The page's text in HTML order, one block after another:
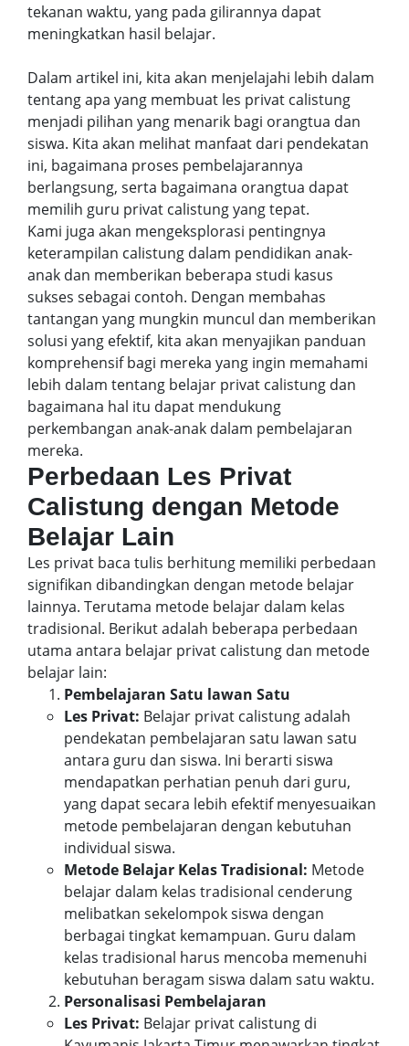
tekanan waktu, yang pada gilirannya dapat
meningkatkan hasil belajar.
Dalam artikel ini, kita akan menjelajahi lebih dalam
tentang apa yang membuat les privat calistung
menjadi pilihan yang menarik bagi orangtua dan
siswa. Kita akan melihat manfaat dari pendekatan
ini, bagaimana proses pembelajarannya
berlangsung, serta bagaimana orangtua dapat
memilih guru privat calistung yang tepat.
Kami juga akan mengeksplorasi pentingnya
keterampilan calistung dalam pendidikan anak-
anak dan memberikan beberapa studi kasus
sukses sebagai contoh. Dengan membahas
tantangan yang mungkin muncul dan memberikan
solusi yang efektif, kita akan menyajikan panduan
komprehensif bagi mereka yang ingin memahami
lebih dalam tentang belajar privat calistung dan
bagaimana hal itu dapat mendukung
perkembangan anak-anak dalam pembelajaran
mereka.
Perbedaan Les Privat
Calistung dengan Metode
Belajar Lain
Les privat baca tulis berhitung memiliki perbedaan
signifikan dibandingkan dengan metode belajar
lainnya. Terutama metode belajar dalam kelas
tradisional. Berikut adalah beberapa perbedaan
utama antara belajar privat calistung dan metode
belajar lain:
Pembelajaran Satu lawan Satu
Les Privat: Belajar privat calistung adalah
pendekatan pembelajaran satu lawan satu
antara guru dan siswa. Ini berarti siswa
mendapatkan perhatian penuh dari guru,
yang dapat secara lebih efektif menyesuaikan
metode pembelajaran dengan kebutuhan
individual siswa.
Metode Belajar Kelas Tradisional: Metode
belajar dalam kelas tradisional cenderung
melibatkan sekelompok siswa dengan
berbagai tingkat kemampuan. Guru dalam
kelas tradisional harus mencoba memenuhi
kebutuhan beragam siswa dalam satu waktu.
Personalisasi Pembelajaran
Les Privat: Belajar privat calistung di